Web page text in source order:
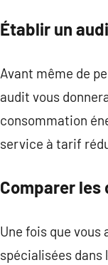
Établir un
Avant même de
audit vous
consommation
service à tarif
Comparer les
Une fois que
spécialisées dans